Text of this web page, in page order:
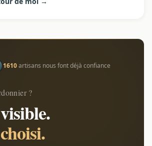
1610artisans nous font déjà confiance
?